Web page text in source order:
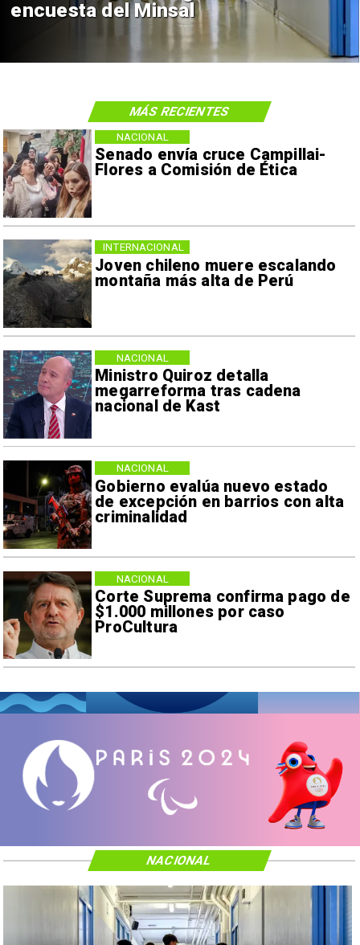
encuesta del Minsal
Senado envía cruce Campillai-
Flores a Comisión de Ética
NACIONAL
Joven chileno muere escalando
montaña más alta de Perú
INTERNACIONAL
Ministro Quiroz detalla
megarreforma tras cadena
nacional de Kast
NACIONAL
Gobierno evalúa nuevo estado
de excepción en barrios con alta
criminalidad
NACIONAL
Corte Suprema confirma pago de
$1.000 millones por caso
ProCultura
NACIONAL
MÁS RECIENTES
NACIONAL